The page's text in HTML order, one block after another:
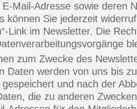
Mail-Adresse sowie deren
können Sie jederzeit
Link im Newsletter. Die
zum Zwecke des
Daten werden von uns bis
und nach der
die zu anderen